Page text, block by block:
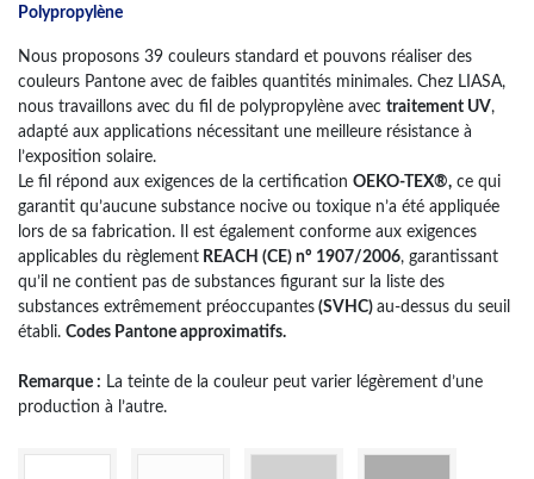
Polypropylène
Nous proposons 39 couleurs standard et pouvons réaliser des
couleurs Pantone avec de faibles quantités minimales. Chez LIASA,
nous travaillons avec du fil de polypropylène avec traitement UV,
adapté aux applications nécessitant une meilleure résistance à
l’exposition solaire.
Le fil répond aux exigences de la certification OEKO-TEX®, ce qui
garantit qu’aucune substance nocive ou toxique n’a été appliquée
lors de sa fabrication. Il est également conforme aux exigences
applicables du règlement REACH (CE) nº 1907/2006, garantissant
qu’il ne contient pas de substances figurant sur la liste des
substances extrêmement préoccupantes (SVHC) au-dessus du seuil
établi. Codes Pantone approximatifs.
Remarque : La teinte de la couleur peut varier légèrement d’une
production à l’autre.